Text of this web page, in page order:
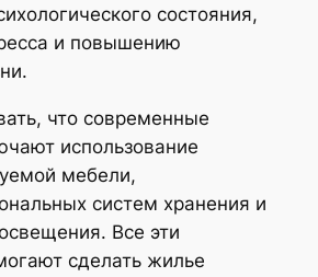
состояния,
и повышению
что современные
использование
мебели,
систем хранения и
Все эти
сделать жилье